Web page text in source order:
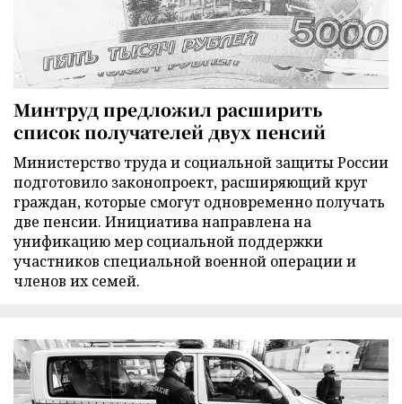
Минтруд предложил расширить
список получателей двух пенсий
Министерство труда и социальной защиты России
подготовило законопроект, расширяющий круг
граждан, которые смогут одновременно получать
две пенсии. Инициатива направлена на
унификацию мер социальной поддержки
участников специальной военной операции и
членов их семей.